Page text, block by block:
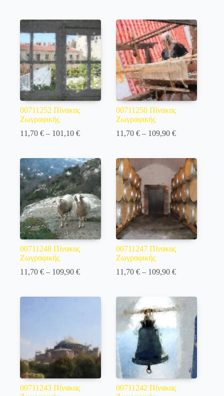
through
105,50 €
through
101,10 €
00711252 Πίνακας
Ζωγραφικής
11,70 € – 101,10 €Price
through
101,10 €
00711250 Πίνακας
Ζωγραφικής
11,70€ – 109,90€Price
through
109,90 €
00711248 Πίνακας
Ζωγραφικής
11,70 € – 109,90 €Price
through
00711247 Πίνακας
Ζωγραφικής
11,70€ – 109,90€Price
through
109,90 €
00711243 Πίνακας
00711242 Πίνακας